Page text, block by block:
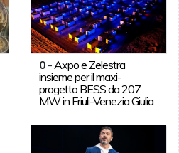
0 - Axpo e Zelestra
insieme per il maxi-
progetto BESS da 207
MW in Friuli-Venezia Giulia